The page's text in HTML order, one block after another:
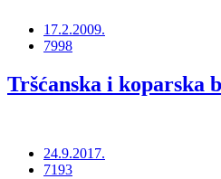
17.2.2009.
7998
Tršćanska i koparska
24.9.2017.
7193